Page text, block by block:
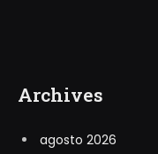
Archives
agosto 2026